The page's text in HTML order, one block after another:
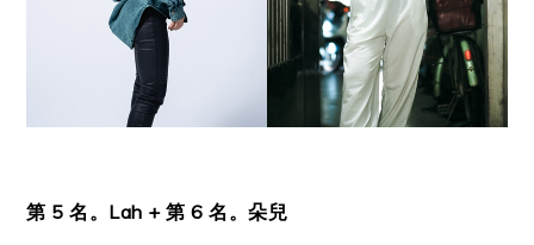
第 5 名。Lah + 第 6 名。朵兒